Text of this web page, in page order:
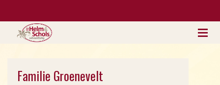
Familie Groenevelt